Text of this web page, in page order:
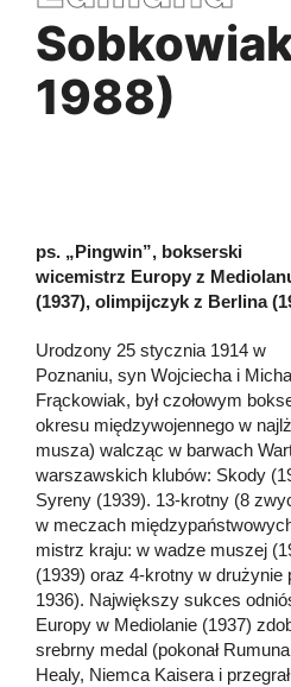
1988)
ps. „Pingwin”, bokserski
wicemistrz Europy z
(1937), olimpijczyk z Berlina
Urodzony 25 stycznia 1914 w
Poznaniu, syn Wojciecha i
Frąckowiak, był czołowym
okresu międzywojennego w
musza) walcząc w barwach
warszawskich klubów: Skody
Syreny (1939). 13-krotny (8
w meczach
mistrz kraju: w wadze muszej
(1939) oraz 4-krotny w drużynie
1936). Największy sukces
Europy w Mediolanie (1937)
srebrny medal (pokonał
Healy, Niemca Kaisera i